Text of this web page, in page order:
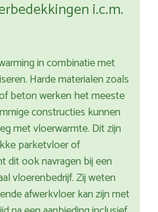
i.c.m.
in combinatie met
Harde materialen zoals
beton werken het meeste
constructies kunnen
met vloerwarmte. Dit zijn
parketvloer of
dit ook navragen bij een
vloerenbedrijf. Zij weten
afwerkvloer kan zijn met